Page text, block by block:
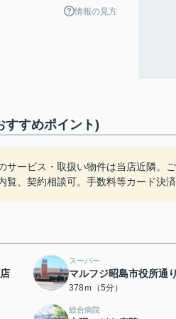
情報の見方
すすめポイント)
サービス・取扱い物件は当店近隣。
、契約相談可。手数料等カード決済
スーパー
マルフジ昭島市役所通
378ｍ（5分）
総合病院